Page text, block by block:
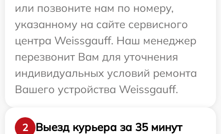
или позвоните нам по номеру,
указанному на сайте сервисного
центра Weissgauff. Наш менеджер
перезвонит Вам для уточнения
индивидуальных условий ремонта
Вашего устройства Weissgauff.
2 Выезд курьера за 35 минут